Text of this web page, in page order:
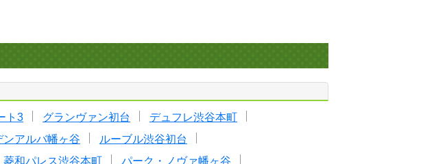
ト3 グランヴァン初台
デュフレ渋谷本町
ンアルバ幡ヶ谷
ルーブル渋谷初台
菱和パレス渋谷本町 パーク・ノヴァ幡ヶ谷